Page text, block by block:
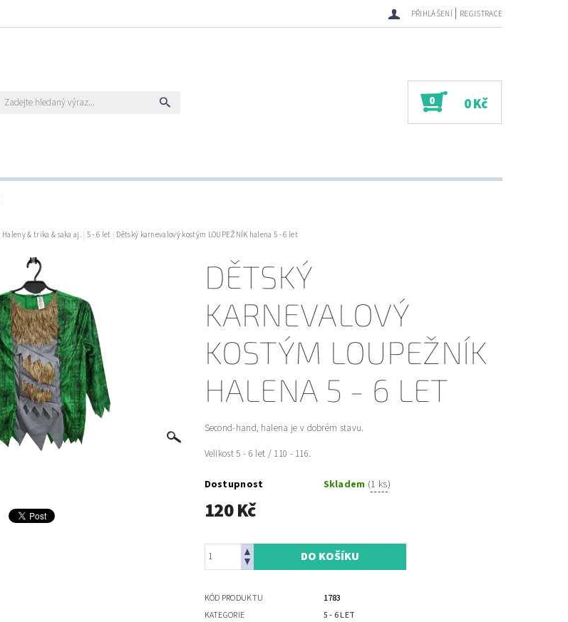
PŘIHLÁŠENÍ | REGISTRACE
0 0 Kč
Haleny & trika & saka aj. 5 - 6 let Dětský karnevalový kostým LOUPEŽNÍK halena 5 - 6 let
DĚTSKÝ
KARNEVALOVÝ
KOSTÝM LOUPEŽNÍK
HALENA 5 - 6 LET
Second-hand, halena je v dobrém stavu.
Velikost 5 - 6 let / 110 - 116.
Dostupnost Skladem (1 ks)
120 Kč
KÓD PRODUKTU
1783
KATEGORIE
5 - 6 LET